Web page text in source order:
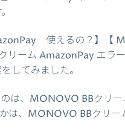
使えるの？】【
ーム AmazonPay エラ
してみました。
は、MONOVO BBクリ
は、MONOVO BBクリー